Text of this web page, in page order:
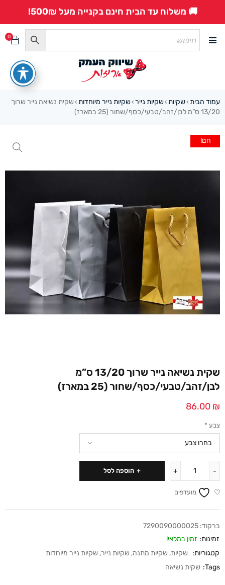
🚚 משלוח עד הבית חינם בקנייה מעל 500₪!
0
עמוד הבית ›שקיות ›שקיות נייר ›שקיות נייר מיוחדות › שקית נשיאה נייר שרוך
13/20 ס”מ לבן/זהב/טבעי/כסף/שחור (25 במארז)
חם!
שקית נשיאה נייר שרוך 13/20 ס”מ
לבן/זהב/טבעי/כסף/שחור (25 במארז)
86.00 ₪
צבע *
הוספה לסל
מועדפים
ברקוד: 7290090000025
זמינות: זמין במלאי!
קטגוריות:
שקיות, שקיות מתנה, שקיות נייר, שקיות נייר מיוחדות
Tags: שקית נשיאה